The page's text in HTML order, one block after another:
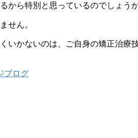
から特別と思っているのでしょうか
せん。
いかないのは、ご自身の矯正治療
ブログ